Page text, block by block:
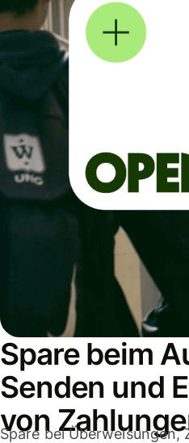
Spare beim
Senden und
von
Spare bei Überweisungen,